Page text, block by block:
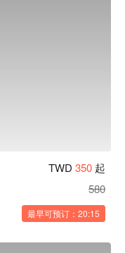
TWD 350 起
580
最早可预订：20:15